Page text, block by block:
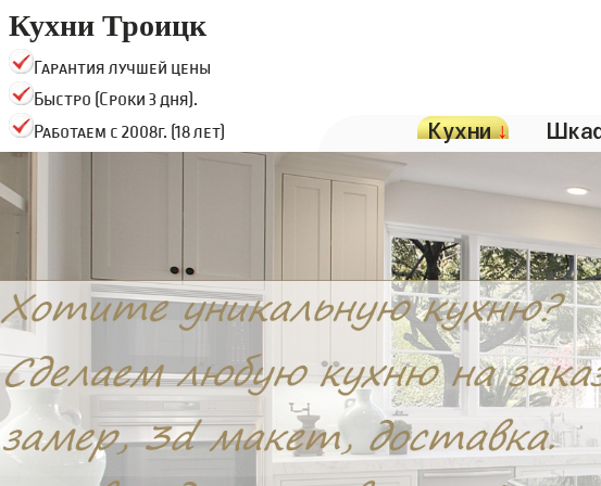
Кухни Троицк
Гарантия лучшей цены
Быстро (Сроки 3 дня).
Работаем с 2008г. (18 лет)
Кухни↓